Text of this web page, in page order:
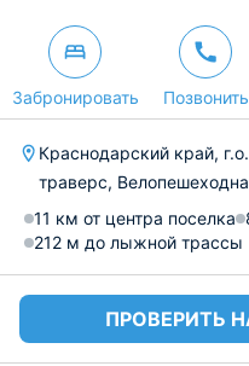
Забронировать Позвонить
Краснодарский край,
траверс,
11 км от центра поселка
212 м до лыжной трассы
ПРОВЕРИТЬ